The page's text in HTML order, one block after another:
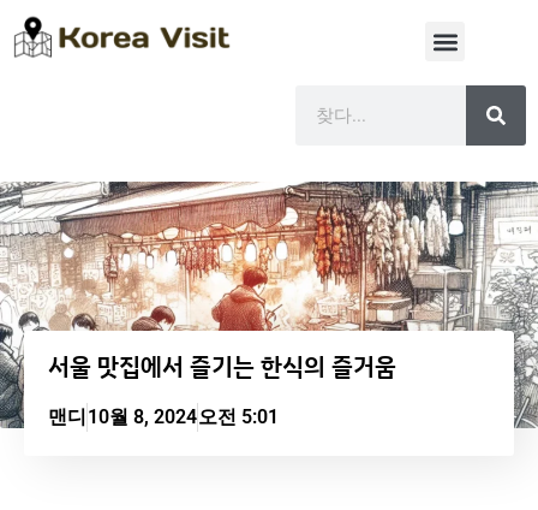
서울 맛집에서 즐기는 한식의 즐거움
맨디 10월 8, 2024오전 5:01